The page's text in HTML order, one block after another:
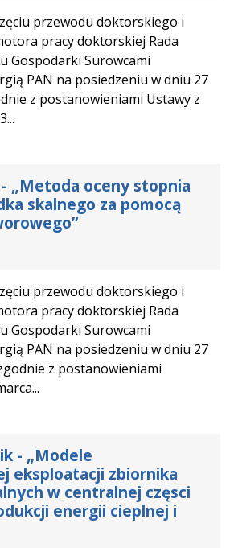
przewodu doktorskiego i
pracy doktorskiej Rada
Gospodarki Surowcami
PAN na posiedzeniu w dniu 27
z postanowieniami Ustawy z
„Metoda oceny stopnia
skalnego za pomocą
przewodu doktorskiego i
pracy doktorskiej Rada
Gospodarki Surowcami
PAN na posiedzeniu w dniu 27
z postanowieniami
- „Modele
eksploatacji zbiornika
w centralnej częsci
energii cieplnej i